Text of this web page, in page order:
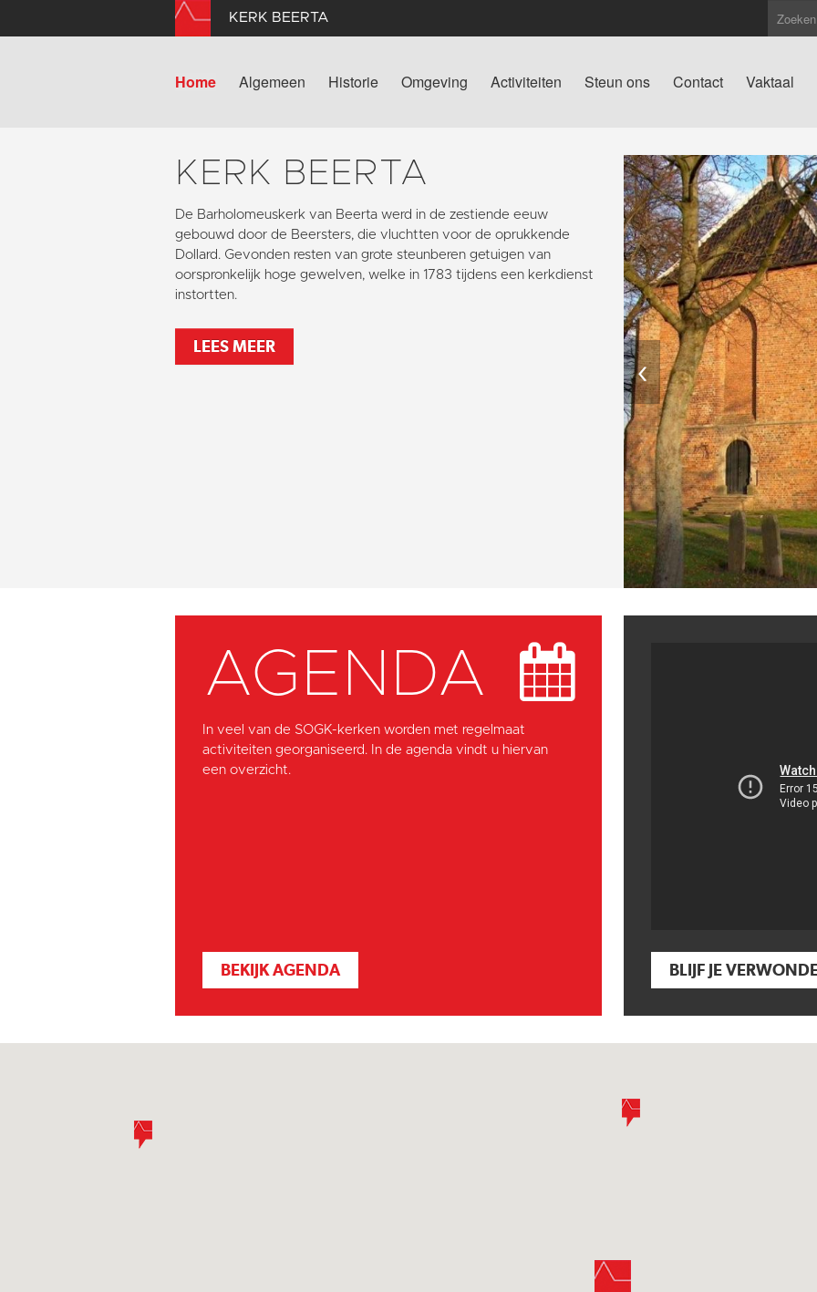
KERK BEERTA
Home Algemeen Historie Omgeving Activiteiten Steun ons Contact Vaktaal
KERK BEERTA
De Barholomeuskerk van Beerta werd in de zestiende eeuw
gebouwd door de Beersters, die vluchtten voor de oprukkende
Dollard. Gevonden resten van grote steunberen getuigen van
oorspronkelijk hoge gewelven, welke in 1783 tijdens een kerkdienst
instortten.
LEES MEER
‹
AGENDA
In veel van de SOGK-kerken worden met regelmaat
activiteiten georganiseerd. In de agenda vindt u hiervan
een overzicht.
BEKIJK AGENDA BLIJF JE